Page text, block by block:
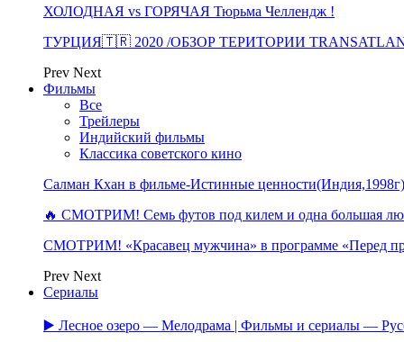
ХОЛОДНАЯ vs ГОРЯЧАЯ Тюрьма Челлендж !
ТУРЦИЯ🇹🇷 2020 /ОБЗОР ТЕРИТОРИИ
Prev Next
Фильмы
Все
Трейлеры
Индийский фильмы
Классика советского кино
Салман Кхан в фильме-Истинные
🔥 СМОТРИМ! Семь футов под килем и одна большая
СМОТРИМ! «Красавец мужчина» в программе «Перед
Prev Next
Сериалы
▶️ Лесное озеро — Мелодрама | Фильмы и сериалы —